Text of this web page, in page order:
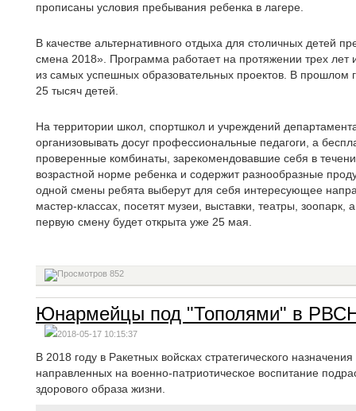
прописаны условия пребывания ребенка в лагере.
В качестве альтернативного отдыха для столичных детей
смена 2018». Программа работает на протяжении трех лет
из самых успешных образовательных проектов. В прошлом
25 тысяч детей.
На территории школ, спортшкол и учреждений
организовывать досуг профессиональные педагоги, а
проверенные комбинаты, зарекомендовавшие себя в
возрастной норме ребенка и содержит разнообразные
одной смены ребята выберут для себя интересующее
мастер-классах, посетят музеи, выставки, театры,
первую смену будет открыта уже 25 мая.
852
Юнармейцы под "Тополями" в
2018-05-17 10:15:37
В 2018 году в Ракетных войсках стратегического
направленных на военно-патриотическое воспитание
здорового образа жизни.